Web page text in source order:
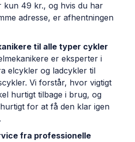
kun 49 kr., og hvis du har
adresse, er afhentningen
til alle typer cykler
er eksperter i
elcykler og ladcykler til
Vi forstår, hvor vigtigt
hurtigt tilbage i brug, og
for at få den klar igen
fra professionelle